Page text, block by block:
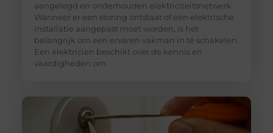
aangelegd en onderhouden elektriciteitsnetwerk.
Wanneer er een storing ontstaat of een elektrische
installatie aangepast moet worden, is het
belangrijk om een ervaren vakman in te schakelen.
Een elektricien beschikt over de kennis en
vaardigheden om